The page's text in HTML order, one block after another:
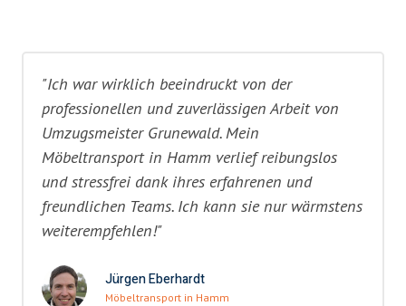
"Ich war wirklich beeindruckt von der
professionellen und zuverlässigen Arbeit von
Umzugsmeister Grunewald. Mein
Möbeltransport in Hamm verlief reibungslos
und stressfrei dank ihres erfahrenen und
freundlichen Teams. Ich kann sie nur wärmstens
weiterempfehlen!"
Jürgen Eberhardt
Möbeltransport in Hamm